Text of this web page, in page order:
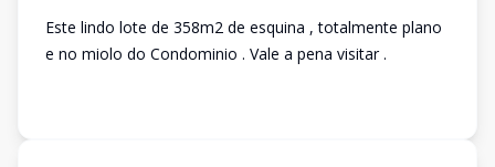
Este lindo lote de 358m2 de esquina , totalmente plano
e no miolo do Condominio . Vale a pena visitar .